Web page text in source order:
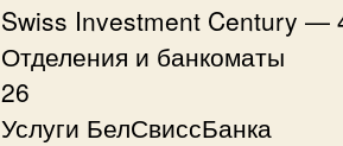
Swiss Investment Century —
Отделения и банкоматы
26
Услуги БелСвиссБанка